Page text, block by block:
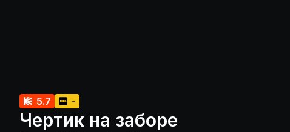
5.7 -
Чертик на заборе